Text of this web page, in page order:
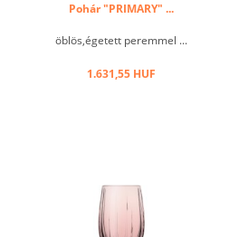
Pohár "PRIMARY" ...
öblös,égetett peremmel ...
1.631,55 HUF